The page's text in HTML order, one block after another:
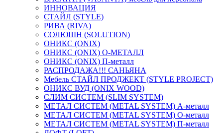
ИННОВАЦИЯ
СТАЙЛ (STYLE)
РИВА (RIVA)
СОЛЮШН (SOLUTION)
ОНИКС (ONIX)
ОНИКС (ONIX) O-МЕТАЛЛ
ОНИКС (ONIX) П-металл
РАСПРОДАЖА!!! САНЬЯНА
Мебель СТАЙЛ ПРОДЖЕКТ (STYLE PROJECT)
ОНИКС ВУД (ONIX WOOD)
СЛИМ СИСТЕМ (SLIM SYSTEM)
МЕТАЛ СИСТЕМ (METAL SYSTEM) А-металл
МЕТАЛ СИСТЕМ (METAL SYSTEM) О-металл
МЕТАЛ СИСТЕМ (METAL SYSTEM) П-металл